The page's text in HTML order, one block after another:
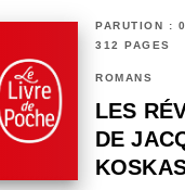
PARUTION :
312 PAGES
ROMANS
LES
DE